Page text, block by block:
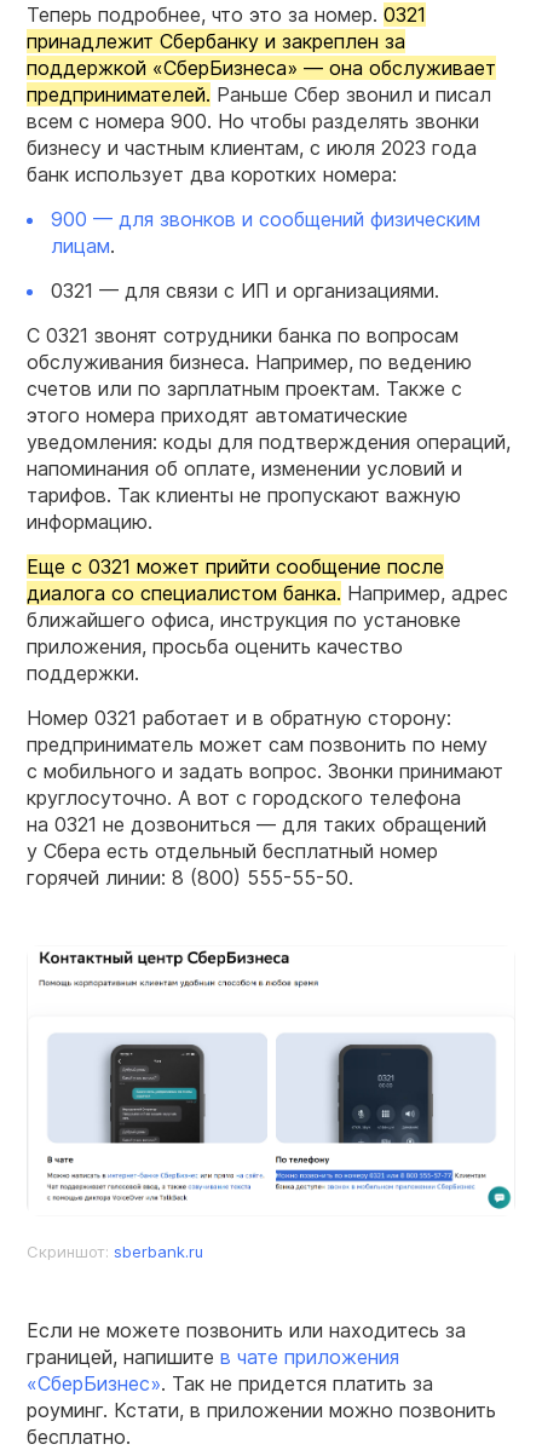
Теперь подробнее, что это за номер. 0321
принадлежит Сбербанку и закреплен за
поддержкой «СберБизнеса» — она обслуживает
предпринимателей. Раньше Сбер звонил и писал
всем с номера 900. Но чтобы разделять звонки
бизнесу и частным клиентам, с июля 2023 года
банк использует два коротких номера:
900 — для звонков и сообщений физическим
лицам.
0321 — для связи с ИП и организациями.
С 0321 звонят сотрудники банка по вопросам
обслуживания бизнеса. Например, по ведению
счетов или по зарплатным проектам. Также с
этого номера приходят автоматические
уведомления: коды для подтверждения операций,
напоминания об оплате, изменении условий и
тарифов. Так клиенты не пропускают важную
информацию.
Еще с 0321 может прийти сообщение после
диалога со специалистом банка. Например, адрес
ближайшего офиса, инструкция по установке
приложения, просьба оценить качество
поддержки.
Номер 0321 работает и в обратную сторону:
предприниматель может сам позвонить по нему
с мобильного и задать вопрос. Звонки принимают
круглосуточно. А вот с городского телефона
на 0321 не дозвониться — для таких обращений
у Сбера есть отдельный бесплатный номер
горячей линии: 8 (800) 555-55-50.
Скриншот: sberbank.ru
Если не можете позвонить или находитесь за
границей, напишите в чате приложения
«СберБизнес». Так не придется платить за
роуминг. Кстати, в приложении можно позвонить
бесплатно.